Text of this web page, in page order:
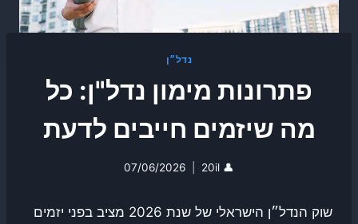
נדל״ן
פתרונות מימון נדל"ן: כל
מה שיזמים חייבים לדעת
👤
20il
07/06/2026
שוק הנדל״ן הישראלי של שנת 2026 מציב בפני יזמים